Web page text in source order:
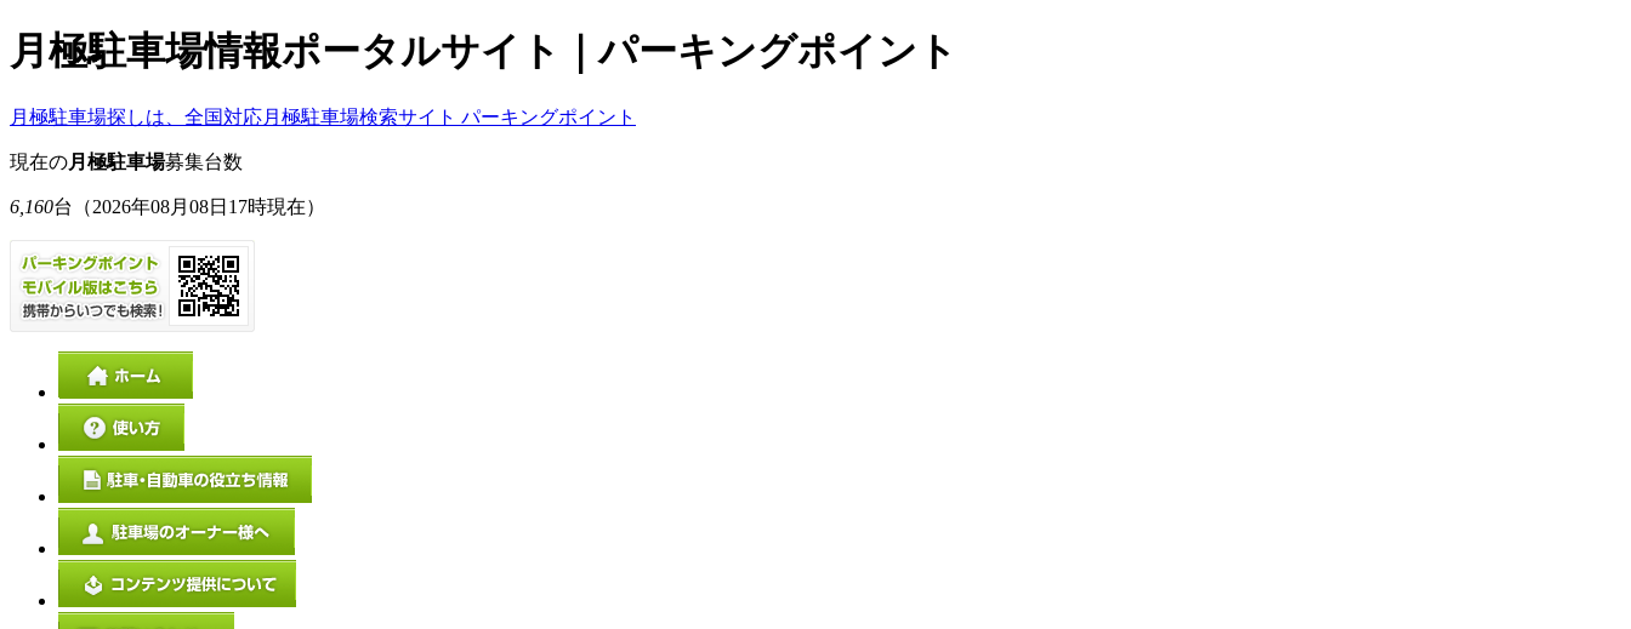
月極駐車場情報ポータルサイト｜パーキングポイント
月極駐車場探しは、全国対応月極駐車場検索サイト パーキングポイント
現在の月極駐車場募集台数
6,160台 （2026年08月08日17時現在）